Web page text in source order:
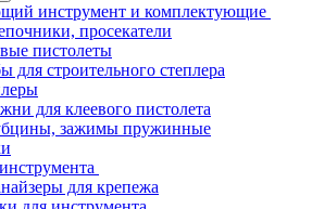
инструмент и комплектующие
просекатели
пистолеты
для строительного степлера
для клеевого пистолета
зажимы пружинные
для крепежа